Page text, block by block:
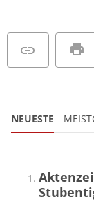
NEUESTE